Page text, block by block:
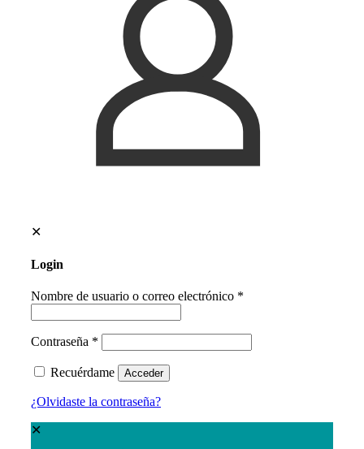
✕
Login
Nombre de usuario o correo electrónico *
Contraseña *
Recuérdame Acceder
¿Olvidaste la contraseña?
✕